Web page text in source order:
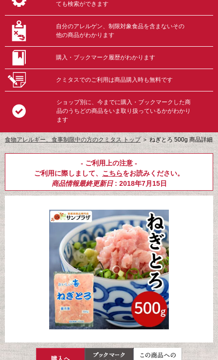
ても検索ができます
自分のアレルゲン、制限対象食品を含まないその
他の商品がわかります
購入・ブックマーク履歴がわかります
クミタスでのご利用は商品購入時も無料です
ショップ別に、今までに購入・ブックマークした商
品のうちどの商品をいま取り扱っているかがわかり
ます
食物アレルギー、食事制限中の方のクミタス トップ＞ねぎとろ 500g 商品詳細
- ご利用上の注意 -
ご利用に際しまして、 こちらをお読みください。
商品情報最終更新日: 2018年7月15日